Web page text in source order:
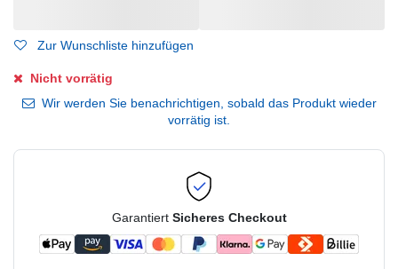
Zur Wunschliste hinzufügen
Nicht vorrätig
Wir werden Sie benachrichtigen, sobald das Produkt wieder
vorrätig ist.
Garantiert Sicheres Checkout